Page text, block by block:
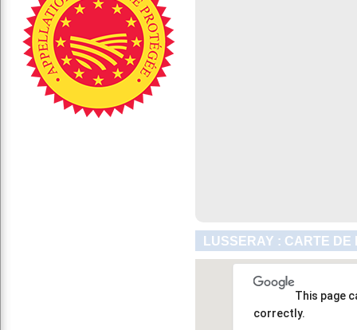
LUSSERAY : CARTE DE
This page
correctly.